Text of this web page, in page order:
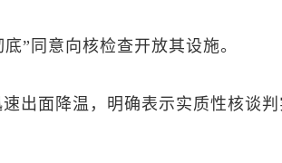
”同意向核检查开放其设施。
出面降温，明确表示实质性核谈判